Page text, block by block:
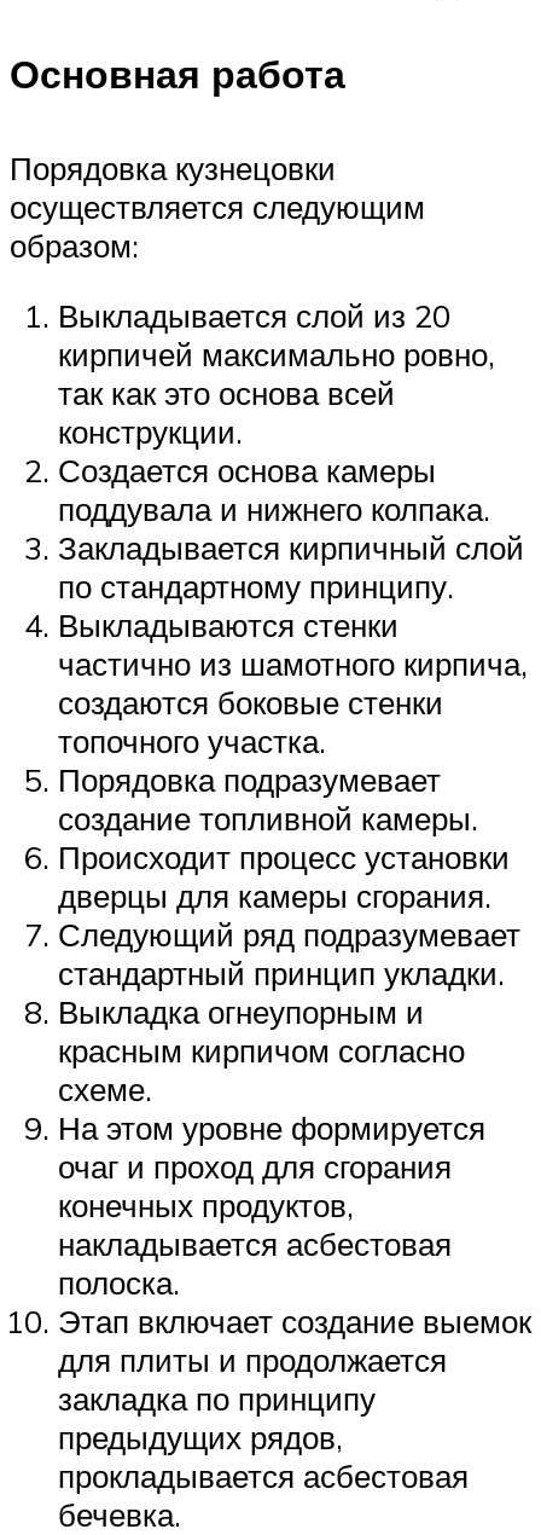
Основная работа
Порядовка кузнецовки
осуществляется следующим
образом:
Выкладывается слой из 20
кирпичей максимально ровно,
так как это основа всей
конструкции.
Создается основа камеры
поддувала и нижнего колпака.
Закладывается кирпичный слой
по стандартному принципу.
Выкладываются стенки
частично из шамотного кирпича,
создаются боковые стенки
топочного участка.
Порядовка подразумевает
создание топливной камеры.
Происходит процесс установки
дверцы для камеры сгорания.
Следующий ряд подразумевает
стандартный принцип укладки.
Выкладка огнеупорным и
красным кирпичом согласно
схеме.
На этом уровне формируется
очаг и проход для сгорания
конечных продуктов,
накладывается асбестовая
полоска.
Этап включает создание выемок
для плиты и продолжается
закладка по принципу
предыдущих рядов,
прокладывается асбестовая
бечевка.